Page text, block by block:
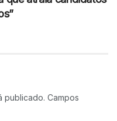
publicado. Campos